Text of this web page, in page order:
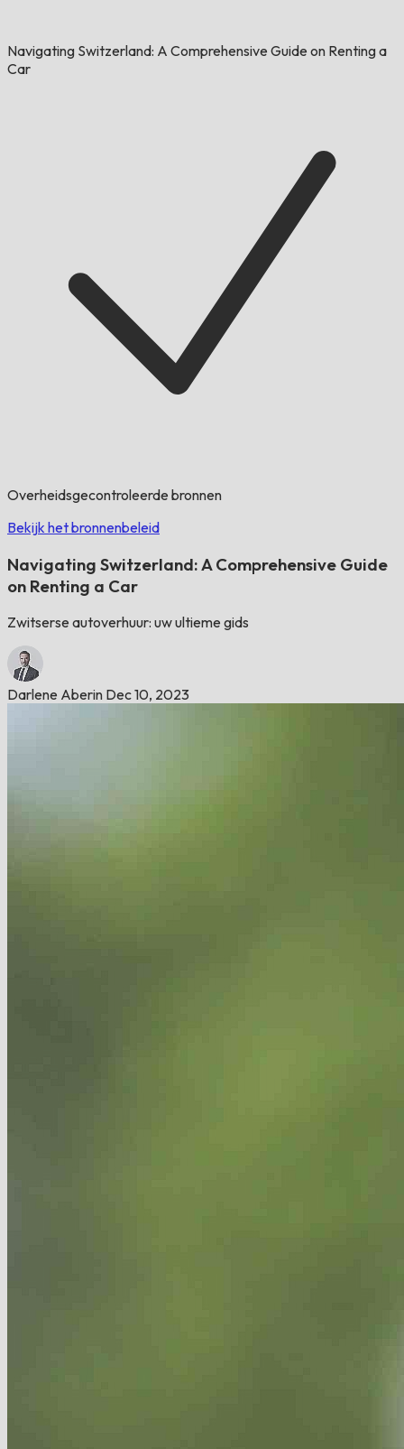
Navigating Switzerland: A Comprehensive Guide on Renting a
Car
Overheidsgecontroleerde bronnen
Bekijk het bronnenbeleid
Navigating Switzerland: A Comprehensive Guide
on Renting a Car
Zwitserse autoverhuur: uw ultieme gids
Darlene Aberin Dec 10, 2023